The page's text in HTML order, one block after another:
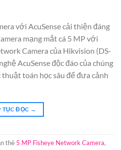
với AcuSense cải thiện đáng
mạng mắt cá 5 MP với
Camera của Hikvision (DS-
AcuSense độc ​​đáo của chúng
toán học sâu để đưa cảnh
TỤC ĐỌC →
thẻ 5 MP Fisheye Network Camera,